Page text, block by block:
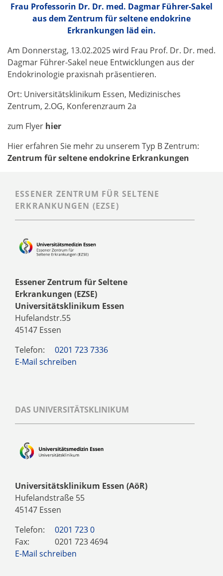
Frau Professorin Dr. Dr. med. Dagmar Führer-Sakel
aus dem Zentrum für seltene endokrine
Erkrankungen läd ein.
Am Donnerstag, 13.02.2025 wird Frau Prof. Dr. Dr. med.
Dagmar Führer-Sakel neue Entwicklungen aus der
Endokrinologie praxisnah präsentieren.
Ort: Universitätsklinikum Essen, Medizinisches
Zentrum, 2.OG, Konferenzraum 2a
zum Flyer hier
Hier erfahren Sie mehr zu unserem Typ B Zentrum:
Zentrum für seltene endokrine Erkrankungen
ESSENER ZENTRUM FÜR SELTENE
ERKRANKUNGEN (EZSE)
Essener Zentrum für Seltene
Erkrankungen (EZSE)
Universitätsklinikum Essen
Hufelandstr.55
45147 Essen
Telefon:
0201 723 7336
E-Mail schreiben
DAS UNIVERSITÄTSKLINIKUM
Universitätsklinikum Essen (AöR)
Hufelandstraße 55
45147 Essen
Telefon:
0201 723 0
Fax:
0201 723 4694
E-Mail schreiben